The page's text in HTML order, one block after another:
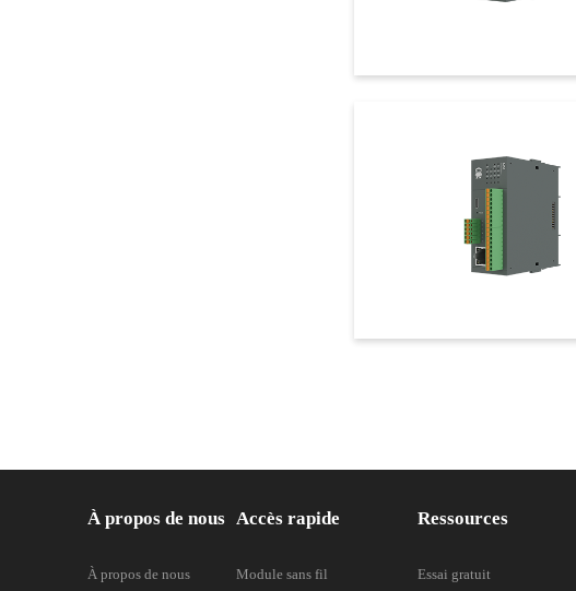
À propos de nous
À propos de nous
Accès rapide
Module sans fil
Ressources
Essai gratuit